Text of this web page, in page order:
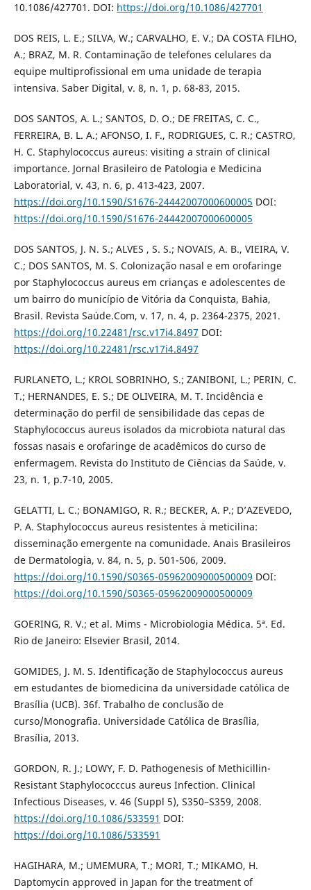
10.1086/427701. DOI: https://doi.org/10.1086/427701
DOS REIS, L. E.; SILVA, W.; CARVALHO, E. V.; DA COSTA FILHO,
A.; BRAZ, M. R. Contaminação de telefones celulares da
equipe multiprofissional em uma unidade de terapia
intensiva. Saber Digital, v. 8, n. 1, p. 68-83, 2015.
DOS SANTOS, A. L.; SANTOS, D. O.; DE FREITAS, C. C.,
FERREIRA, B. L. A.; AFONSO, I. F., RODRIGUES, C. R.; CASTRO,
H. C. Staphylococcus aureus: visiting a strain of clinical
importance. Jornal Brasileiro de Patologia e Medicina
Laboratorial, v. 43, n. 6, p. 413-423, 2007.
https://doi.org/10.1590/S1676-24442007000600005 DOI:
https://doi.org/10.1590/S1676-24442007000600005
DOS SANTOS, J. N. S.; ALVES , S. S.; NOVAIS, A. B., VIEIRA, V.
C.; DOS SANTOS, M. S. Colonização nasal e em orofaringe
por Staphylococcus aureus em crianças e adolescentes de
um bairro do município de Vitória da Conquista, Bahia,
Brasil. Revista Saúde.Com, v. 17, n. 4, p. 2364-2375, 2021.
https://doi.org/10.22481/rsc.v17i4.8497 DOI:
https://doi.org/10.22481/rsc.v17i4.8497
FURLANETO, L.; KROL SOBRINHO, S.; ZANIBONI, L.; PERIN, C.
T.; HERNANDES, E. S.; DE OLIVEIRA, M. T. Incidência e
determinação do perfil de sensibilidade das cepas de
Staphylococcus aureus isolados da microbiota natural das
fossas nasais e orofaringe de acadêmicos do curso de
enfermagem. Revista do Instituto de Ciências da Saúde, v.
23, n. 1, p.7-10, 2005.
GELATTI, L. C.; BONAMIGO, R. R.; BECKER, A. P.; D’AZEVEDO,
P. A. Staphylococcus aureus resistentes à meticilina:
disseminação emergente na comunidade. Anais Brasileiros
de Dermatologia, v. 84, n. 5, p. 501-506, 2009.
https://doi.org/10.1590/S0365-05962009000500009 DOI:
https://doi.org/10.1590/S0365-05962009000500009
GOERING, R. V.; et al. Mims - Microbiologia Médica. 5ª. Ed.
Rio de Janeiro: Elsevier Brasil, 2014.
GOMIDES, J. M. S. Identificação de Staphylococcus aureus
em estudantes de biomedicina da universidade católica de
Brasília (UCB). 36f. Trabalho de conclusão de
curso/Monografia. Universidade Católica de Brasília,
Brasília, 2013.
GORDON, R. J.; LOWY, F. D. Pathogenesis of Methicillin-
Resistant Staphylococccus aureus Infection. Clinical
Infectious Diseases, v. 46 (Suppl 5), S350–S359, 2008.
https://doi.org/10.1086/533591 DOI:
https://doi.org/10.1086/533591
HAGIHARA, M.; UMEMURA, T.; MORI, T.; MIKAMO, H.
Daptomycin approved in Japan for the treatment of